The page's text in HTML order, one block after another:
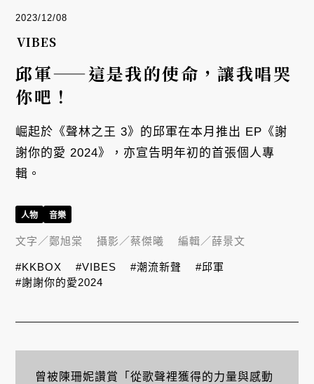
2023/12/08
VIBES
邱軍——這是我的使命，讓我唱哭
你吧！
崛起於《聲林之王 3》的邱軍在本月推出 EP《謝
謝你的愛 2024》，亦宣告明年初的首張個人專
輯。
曾被陳珊妮讚賞「從歌聲裡獲得的力量與感動
人物 音樂
文字／鄭旭棠 攝影／蔡傑曦 編輯／薛景文
#KKBOX #VIBES #潮流新聲
#邱軍
#謝謝你的愛2024